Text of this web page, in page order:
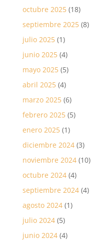
octubre 2025(18)
septiembre 2025(8)
julio 2025(1)
junio 2025(4)
mayo 2025(5)
abril 2025(4)
marzo 2025(6)
febrero 2025(5)
enero 2025(1)
diciembre 2024(3)
noviembre 2024(10)
octubre 2024(4)
septiembre 2024(4)
agosto 2024(1)
julio 2024(5)
junio 2024(4)